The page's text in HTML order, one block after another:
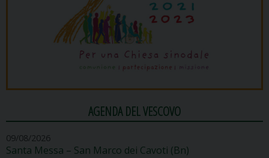
AGENDA DEL VESCOVO
09/08/2026
Santa Messa – San Marco dei Cavoti (Bn)